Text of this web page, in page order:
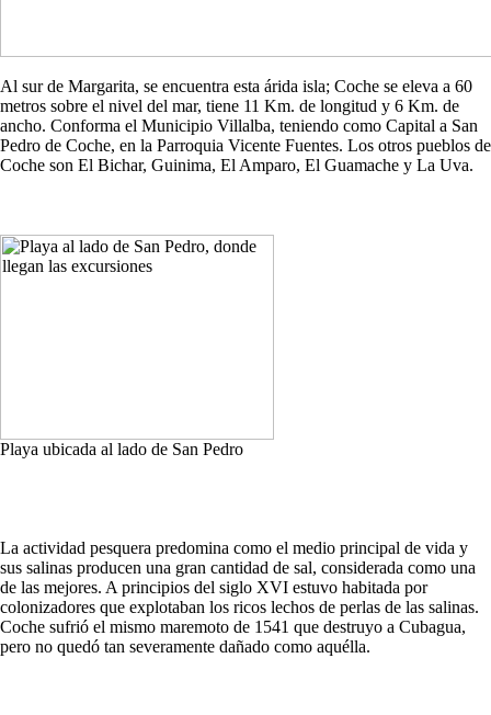
Al sur de Margarita, se encuentra esta árida isla; Coche se eleva a 60
metros sobre el nivel del mar, tiene 11 Km. de longitud y 6 Km. de
ancho. Conforma el Municipio Villalba, teniendo como Capital a San
Pedro de Coche, en la Parroquia Vicente Fuentes. Los otros pueblos de
Coche son El Bichar, Guinima, El Amparo, El Guamache y La Uva.
Playa ubicada al lado de San Pedro
La actividad pesquera predomina como el medio principal de vida y
sus salinas producen una gran cantidad de sal, considerada como una
de las mejores. A principios del siglo XVI estuvo habitada por
colonizadores que explotaban los ricos lechos de perlas de las salinas.
Coche sufrió el mismo maremoto de 1541 que destruyo a Cubagua,
pero no quedó tan severamente dañado como aquélla.